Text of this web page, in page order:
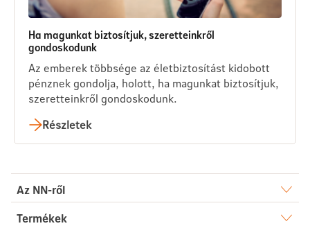
Ha magunkat biztosítjuk, szeretteinkről
gondoskodunk
Az emberek többsége az életbiztosítást kidobott
pénznek gondolja, holott, ha magunkat biztosítjuk,
szeretteinkről gondoskodunk.
Részletek
Az NN-ről
Rólunk
Termékek